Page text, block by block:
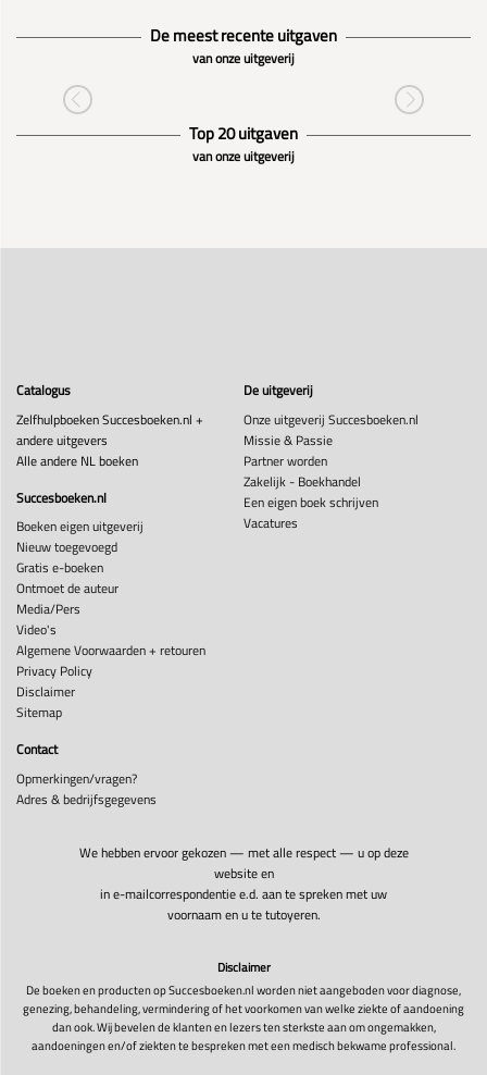
De meest recente uitgaven
van onze uitgeverij
Top 20 uitgaven
van onze uitgeverij
Catalogus
Zelfhulpboeken Succesboeken.nl +
andere uitgevers
Alle andere NL boeken
Succesboeken.nl
Boeken eigen uitgeverij
Nieuw toegevoegd
Gratis e-boeken
Ontmoet de auteur
Media/Pers
Video's
Algemene Voorwaarden + retouren
Privacy Policy
Disclaimer
Sitemap
De uitgeverij
Onze uitgeverij Succesboeken.nl
Missie & Passie
Partner worden
Zakelijk - Boekhandel
Een eigen boek schrijven
Vacatures
Contact
Opmerkingen/vragen?
Adres & bedrijfsgegevens
We hebben ervoor gekozen — met alle respect — u op deze
website en
in e-mailcorrespondentie e.d. aan te spreken met uw
voornaam en u te tutoyeren.
Disclaimer
De boeken en producten op Succesboeken.nl worden niet aangeboden voor diagnose,
genezing, behandeling, vermindering of het voorkomen van welke ziekte of aandoening
dan ook. Wij bevelen de klanten en lezers ten sterkste aan om ongemakken,
aandoeningen en/of ziekten te bespreken met een medisch bekwame professional.